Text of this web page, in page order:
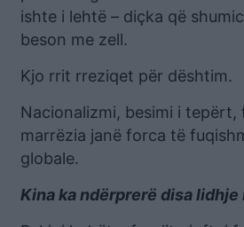
ishte i lehtë – diçka që
beson me zell.
Kjo rrit rreziqet për dështim.
Nacionalizmi, besimi i tepërt,
marrëzia janë forca të
globale.
Kina ka ndërprerë disa lidhje